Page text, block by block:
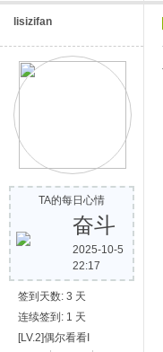
lisizifan
TA的每日心情
奋斗
2025-10-5
22:17
签到天数: 3 天
连续签到: 1 天
[LV.2]偶尔看看I